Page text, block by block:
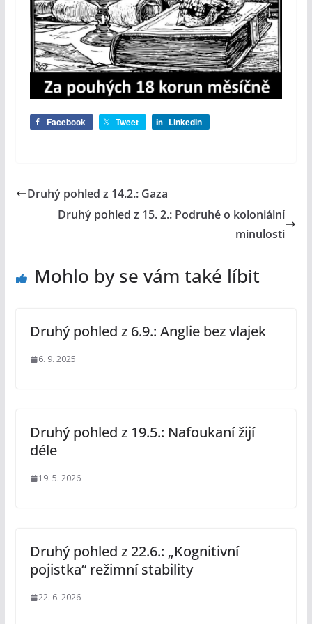
Facebook Tweet LinkedIn
Druhý pohled z 14.2.: Gaza
Druhý pohled z 15. 2.: Podruhé o koloniální
minulosti
Mohlo by se vám také líbit
Druhý pohled z 6.9.: Anglie bez vlajek
6. 9. 2025
Druhý pohled z 19.5.: Nafoukaní žijí
déle
19. 5. 2026
Druhý pohled z 22.6.: „Kognitivní
pojistka“ režimní stability
22. 6. 2026